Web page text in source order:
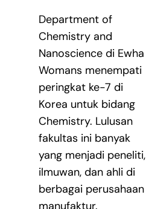
Department of
Chemistry and
Nanoscience di Ewha
Womans menempati
peringkat ke-7 di
Korea untuk bidang
Chemistry. Lulusan
fakultas ini banyak
yang menjadi peneliti,
ilmuwan, dan ahli di
berbagai perusahaan
manufaktur.